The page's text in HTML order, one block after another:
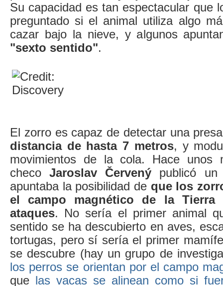
Su capacidad es tan espectacular que
preguntado si el animal utiliza algo
cazar bajo la nieve, y algunos
"sexto sentido".
El zorro es capaz de detectar una
distancia de hasta 7 metros, y
movimientos de la cola. Hace unos
checoJaroslav Červený publicó
apuntaba la posibilidad de que los
el campo magnético de la Tierra
ataques. No sería el primer animal
sentido se ha descubierto en aves,
tortugas, pero sí sería el primer
se descubre (hay un grupo de
los perros se orientan por el campo
que las vacas se alinean como si